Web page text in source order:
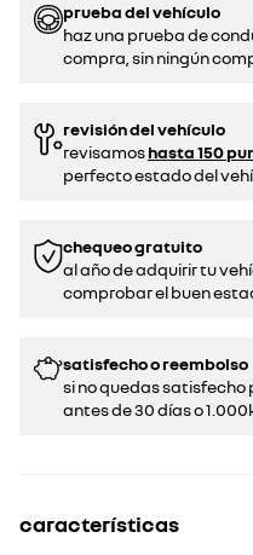
prueba del vehículo
haz una prueba de
compra, sin ningún
revisión del vehículo
revisamoshasta 150
perfecto estado del
chequeo gratuito
al año de adquirir tu
comprobar el buen
satisfecho o reembolso
si no quedas satisfecho
antes de 30 días o
características